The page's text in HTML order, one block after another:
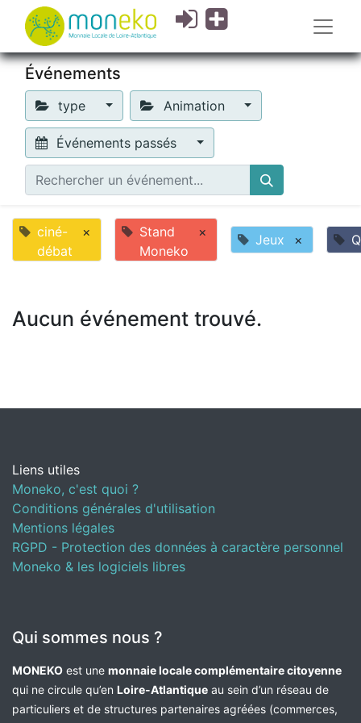
Événements
type Animation
Événements passés
ciné-
débat
×
Stand
Moneko
× Jeux ×
Aucun événement trouvé.
Liens utiles
Moneko, c'est quoi ?
Conditions générales d'utilisation
Mentions légales
RGPD - Protection des données à caractère personnel
Moneko & les logiciels libres
Qui sommes nous ?
MONEKO est une monnaie locale complémentaire citoyenne
qui ne circule qu’en Loire-Atlantique au sein d’un réseau de
particuliers et de structures partenaires agréées (commerces,